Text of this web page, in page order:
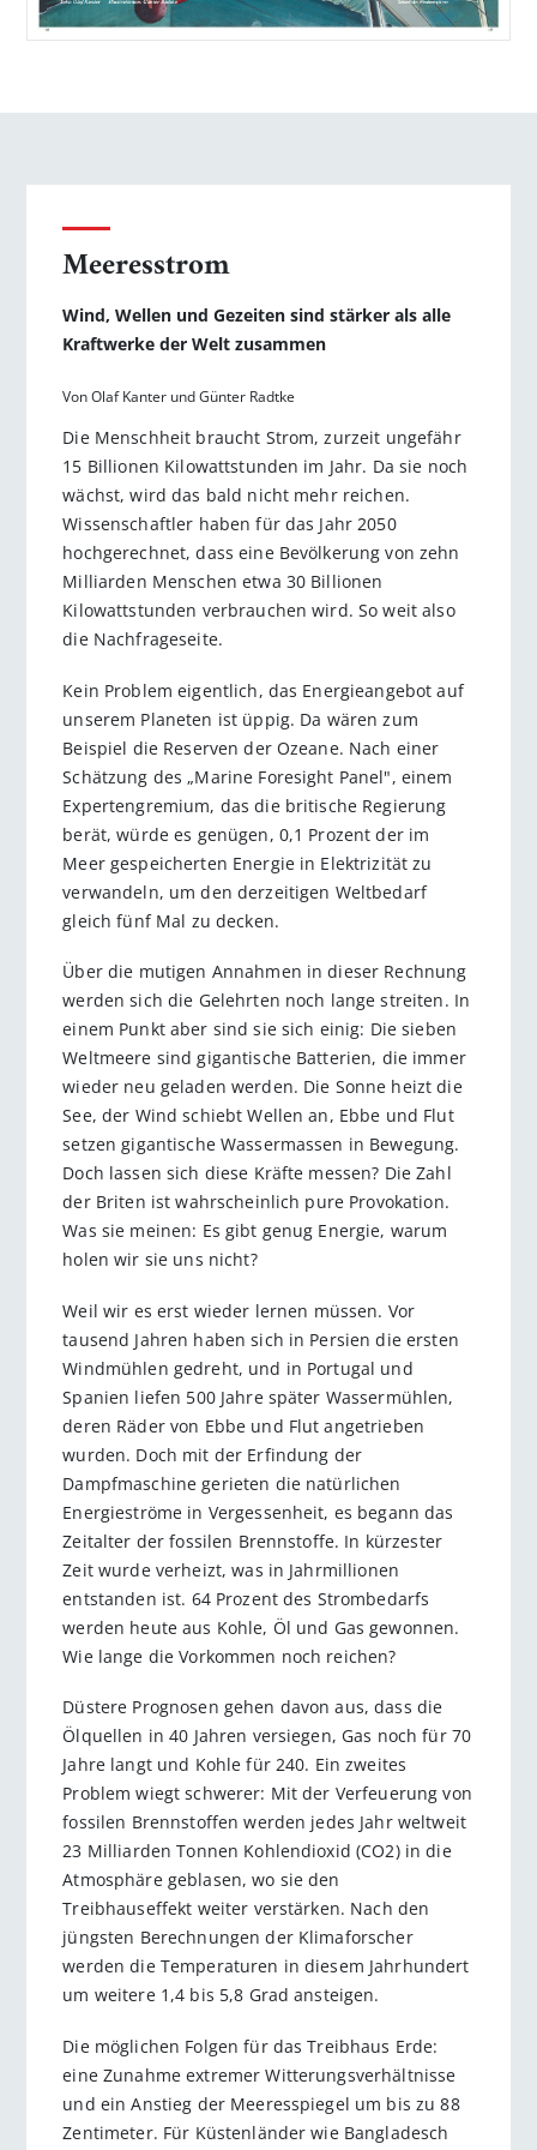
Meeresstrom
Wind, Wellen und Gezeiten sind stärker als alle
Kraftwerke der Welt zusammen
Von Olaf Kanter und Günter Radtke
Die Menschheit braucht Strom, zurzeit ungefähr
15 Billionen Kilowattstunden im Jahr. Da sie noch
wächst, wird das bald nicht mehr reichen.
Wissenschaftler haben für das Jahr 2050
hochgerechnet, dass eine Bevölkerung von zehn
Milliarden Menschen etwa 30 Billionen
Kilowattstunden verbrauchen wird. So weit also
die Nachfrageseite.
Kein Problem eigentlich, das Energieangebot auf
unserem Planeten ist üppig. Da wären zum
Beispiel die Reserven der Ozeane. Nach einer
Schätzung des „Marine Foresight Panel", einem
Expertengremium, das die britische Regierung
berät, würde es genügen, 0,1 Prozent der im
Meer gespeicherten Energie in Elektrizität zu
verwandeln, um den derzeitigen Weltbedarf
gleich fünf Mal zu decken.
Über die mutigen Annahmen in dieser Rechnung
werden sich die Gelehrten noch lange streiten. In
einem Punkt aber sind sie sich einig: Die sieben
Weltmeere sind gigantische Batterien, die immer
wieder neu geladen werden. Die Sonne heizt die
See, der Wind schiebt Wellen an, Ebbe und Flut
setzen gigantische Wassermassen in Bewegung.
Doch lassen sich diese Kräfte messen? Die Zahl
der Briten ist wahrscheinlich pure Provokation.
Was sie meinen: Es gibt genug Energie, warum
holen wir sie uns nicht?
Weil wir es erst wieder lernen müssen. Vor
tausend Jahren haben sich in Persien die ersten
Windmühlen gedreht, und in Portugal und
Spanien liefen 500 Jahre später Wassermühlen,
deren Räder von Ebbe und Flut angetrieben
wurden. Doch mit der Erfindung der
Dampfmaschine gerieten die natürlichen
Energieströme in Vergessenheit, es begann das
Zeitalter der fossilen Brennstoffe. In kürzester
Zeit wurde verheizt, was in Jahrmillionen
entstanden ist. 64 Prozent des Strombedarfs
werden heute aus Kohle, Öl und Gas gewonnen.
Wie lange die Vorkommen noch reichen?
Düstere Prognosen gehen davon aus, dass die
Ölquellen in 40 Jahren versiegen, Gas noch für 70
Jahre langt und Kohle für 240. Ein zweites
Problem wiegt schwerer: Mit der Verfeuerung von
fossilen Brennstoffen werden jedes Jahr weltweit
23 Milliarden Tonnen Kohlendioxid (CO2) in die
Atmosphäre geblasen, wo sie den
Treibhauseffekt weiter verstärken. Nach den
jüngsten Berechnungen der Klimaforscher
werden die Temperaturen in diesem Jahrhundert
um weitere 1,4 bis 5,8 Grad ansteigen.
Die möglichen Folgen für das Treibhaus Erde:
eine Zunahme extremer Witterungsverhältnisse
und ein Anstieg der Meeresspiegel um bis zu 88
Zentimeter. Für Küstenländer wie Bangladesch